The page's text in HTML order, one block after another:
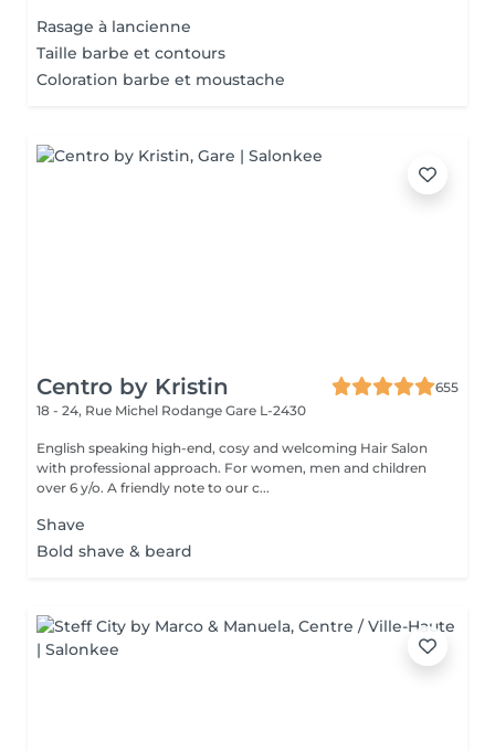
Rasage à lancienne
Taille barbe et contours
Coloration barbe et moustache
Centro by Kristin
655
18 - 24, Rue Michel Rodange Gare L-2430
English speaking high-end, cosy and welcoming Hair Salon
with professional approach. For women, men and children
over 6 y/o. A friendly note to our c...
Shave
Bold shave & beard